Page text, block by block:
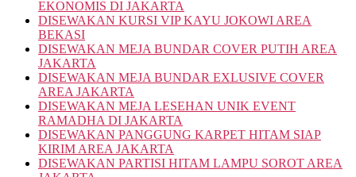
EKONOMIS DI JAKARTA
DISEWAKAN KURSI VIP KAYU JOKOWI AREA
BEKASI
DISEWAKAN MEJA BUNDAR COVER PUTIH AREA
JAKARTA
DISEWAKAN MEJA BUNDAR EXLUSIVE COVER
AREA JAKARTA
DISEWAKAN MEJA LESEHAN UNIK EVENT
RAMADHA DI JAKARTA
DISEWAKAN PANGGUNG KARPET HITAM SIAP
KIRIM AREA JAKARTA
DISEWAKAN PARTISI HITAM LAMPU SOROT AREA